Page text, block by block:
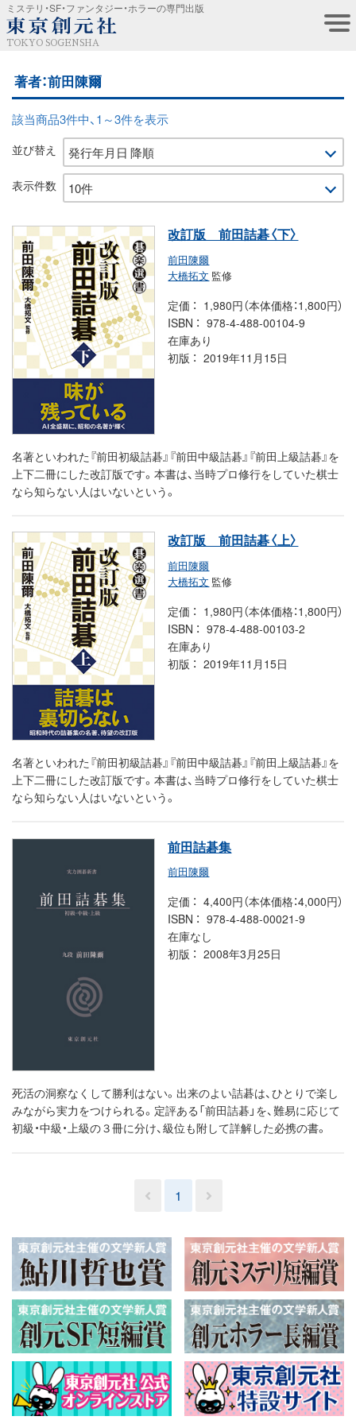
ミステリ・SF・ファンタジー・ホラーの専門出版
TOKYO SOGENSHA
著者：前田陳爾
該当商品3件中、1～3件を表示
並び替え
表示件数
改訂版 前田詰碁〈下〉
前田陳爾
大橋拓文 監修
定価
1,980円（本体価格：1,800円）
ISBN
978-4-488-00104-9
在庫あり
初版
2019年11月15日
名著といわれた『前田初級詰碁』『前田中級詰碁』『前田上級詰碁』を
上下二冊にした改訂版です。本書は、当時プロ修行をしていた棋士
なら知らない人はいないという。
改訂版 前田詰碁〈上〉
前田陳爾
大橋拓文 監修
定価
1,980円（本体価格：1,800円）
ISBN
978-4-488-00103-2
在庫あり
初版
2019年11月15日
名著といわれた『前田初級詰碁』『前田中級詰碁』『前田上級詰碁』を
上下二冊にした改訂版です。本書は、当時プロ修行をしていた棋士
なら知らない人はいないという。
前田詰碁集
前田陳爾
定価
4,400円（本体価格：4,000円）
ISBN
978-4-488-00021-9
在庫なし
初版
2008年3月25日
死活の洞察なくして勝利はない。出来のよい詰碁は、ひとりで楽し
みながら実力をつけられる。定評ある「前田詰碁」を、難易に応じて
初級・中級・上級の３冊に分け、級位も附して詳解した必携の書。
1